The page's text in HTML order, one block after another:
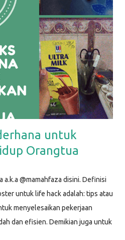
untuk
Orangtua
a.k.a @mamahfaza disini. Definisi
untuk life hack adalah: tips atau
menyelesaikan pekerjaan
dan efisien. Demikian juga untuk